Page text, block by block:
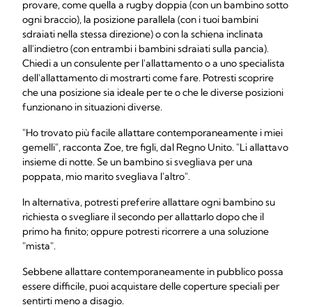
provare, come quella a rugby doppia (con un bambino sotto
ogni braccio), la posizione parallela (con i tuoi bambini
sdraiati nella stessa direzione) o con la schiena inclinata
all'indietro (con entrambi i bambini sdraiati sulla pancia).
Chiedi a un consulente per l'allattamento o a uno specialista
dell'allattamento di mostrarti come fare. Potresti scoprire
che una posizione sia ideale per te o che le diverse posizioni
funzionano in situazioni diverse.
"Ho trovato più facile allattare contemporaneamente i miei
gemelli", racconta Zoe, tre figli, dal Regno Unito. "Li allattavo
insieme di notte. Se un bambino si svegliava per una
poppata, mio marito svegliava l'altro".
In alternativa, potresti preferire allattare ogni bambino su
richiesta o svegliare il secondo per allattarlo dopo che il
primo ha finito; oppure potresti ricorrere a una soluzione
"mista".
Sebbene allattare contemporaneamente in pubblico possa
essere difficile, puoi acquistare delle coperture speciali per
sentirti meno a disagio.